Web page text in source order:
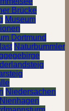
Brücke
Museum
Dortmund
Naturbummler
Niedersachen
Nienhagen